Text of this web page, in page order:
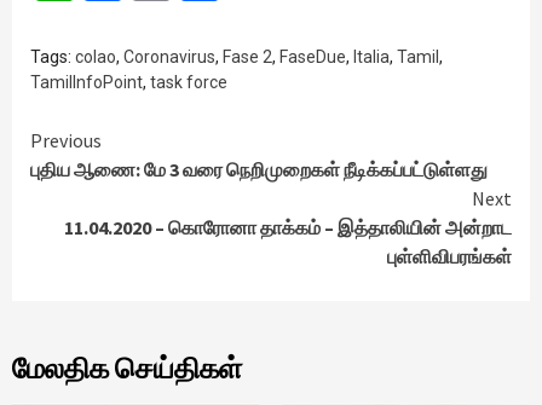
Tags: colao, Coronavirus, Fase 2, FaseDue, Italia, Tamil ,
TamilInfoPoint, task force
Continue
Reading
Previous
புதிய ஆணை: மே 3 வரை நெறிமுறைகள் நீடிக்கப்பட்டுள்ளது
Next
11.04.2020 – கொரோனா தாக்கம் – இத்தாலியின் அன்றாட
புள்ளிவிபரங்கள்
மேலதிக செய்திகள்